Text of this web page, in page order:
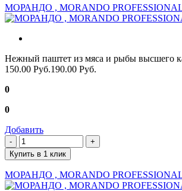
МОРАНДО , MORANDO PROFESSIONAL
Нежный паштет из мяса и рыбы высшего
150.00 Руб.190.00 Руб.
0
0
Добавить
Купить в 1 клик
МОРАНДО , MORANDO PROFESSIONAL